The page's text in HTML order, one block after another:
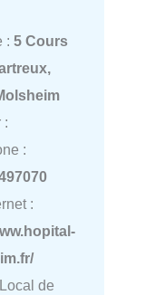
: 5 Cours
:
:
:
de